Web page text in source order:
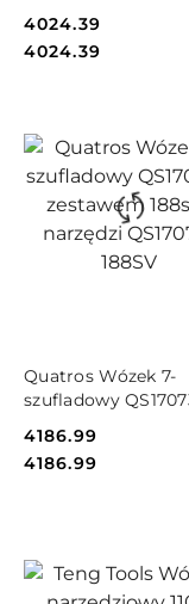
narzędzi QS17072-
Cena:
4024.39
Cena:
4024.39
Quatros Wózek 7-
szufladowy
narzędzi QS17073-
Cena:
4186.99
Cena:
4186.99
DO KOSZYKA